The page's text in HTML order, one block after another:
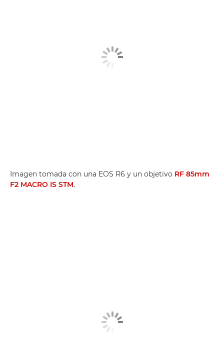
Imagen tomada con una EOS R6 y un objetivo RF 85mm
F2 MACRO IS STM.